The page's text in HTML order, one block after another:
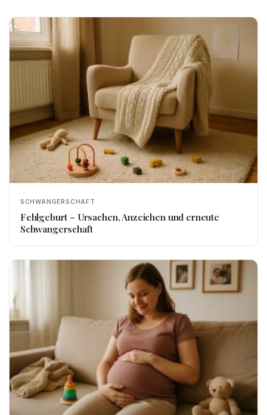
SCHWANGERSCHAFT
Fehlgeburt – Ursachen, Anzeichen und erneute
Schwangerschaft